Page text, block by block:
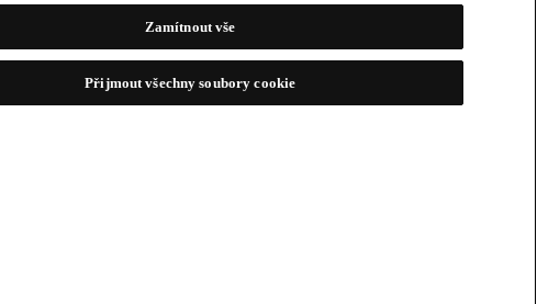
Zamítnout vše
Přijmout všechny soubory cookie